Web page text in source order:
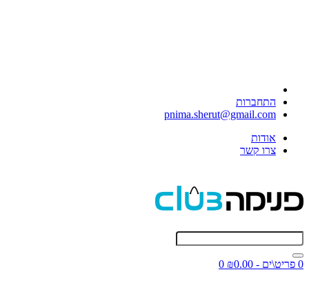
התחברות
pnima.sherut@gmail.com
אודות
צרו קשר
0 פריט\ים - ₪0.00
0